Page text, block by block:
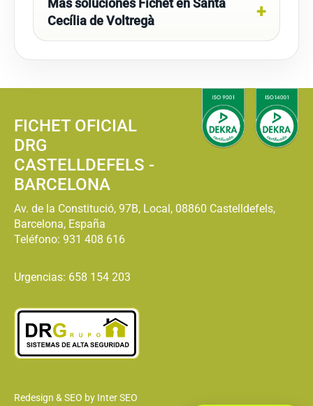
Más soluciones Fichet en Santa
Cecília de Voltregà
FICHET OFICIAL
DRG
CASTELLDEFELS -
BARCELONA
Av. de la Constitució, 97B, Local, 08860 Castelldefels,
Barcelona, España
Teléfono: 931 408 616
Urgencias: 658 154 203
Redesign & SEO by Inter SEO